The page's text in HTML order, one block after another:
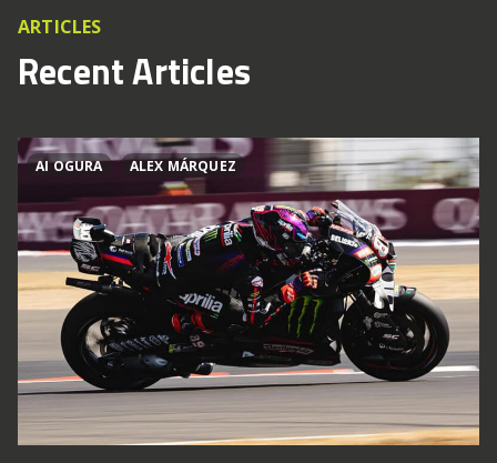
ARTICLES
Recent Articles
AI OGURA ALEX MÁRQUEZ